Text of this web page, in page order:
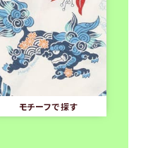
モチーフで探す